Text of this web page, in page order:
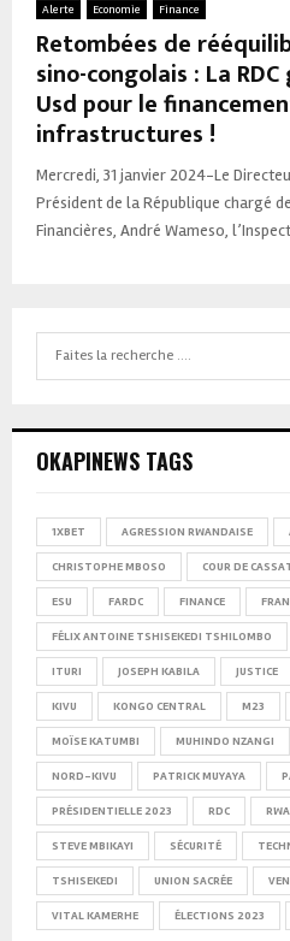
Alerte Economie Finance
Retombées de
sino-congolais : La
Usd pour le
infrastructures !
Mercredi, 31 janvier 2024-Le
Président de la République chargé
Financières, André Wameso,
OKAPINEWS TAGS
1XBET AGRESSION RWANDAISE
CHRISTOPHE MBOSO COUR DE
ESU FARDC FINANCE
FÉLIX ANTOINE TSHISEKEDI TSHILOMBO
ITURI JOSEPH KABILA JUSTICE
KIVU KONGO CENTRAL M23
MOÏSE KATUMBI MUHINDO NZANGI
NORD-KIVU PATRICK MUYAYA
PRÉSIDENTIELLE 2023 RDC
STEVE MBIKAYI SÉCURITÉ
TSHISEKEDI UNION SACRÉE
VITAL KAMERHE ÉLECTIONS 2023